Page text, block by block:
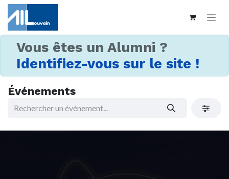
Vous êtes un Alumni ?
Identifiez-vous sur le site !
Événements